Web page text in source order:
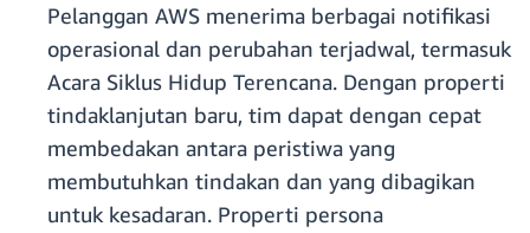
Pelanggan AWS menerima berbagai notifikasi
operasional dan perubahan terjadwal, termasuk
Acara Siklus Hidup Terencana. Dengan properti
tindaklanjutan baru, tim dapat dengan cepat
membedakan antara peristiwa yang
membutuhkan tindakan dan yang dibagikan
untuk kesadaran. Properti persona